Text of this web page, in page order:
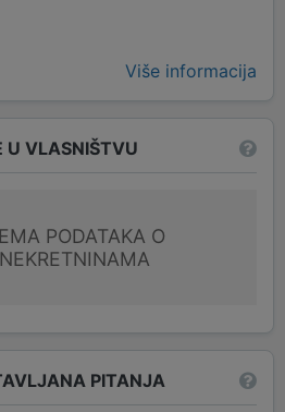
Više informacija
U VLASNIŠTVU
PODATAKA O
NEKRETNINAMA
PITANJA